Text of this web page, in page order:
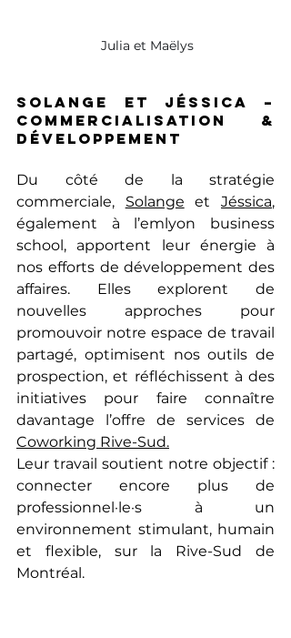
Julia et Maëlys
Solange et Jéssica –
Commercialisation &
développement
Du côté de la stratégie
commerciale, Solange et Jéssica,
également à l’emlyon business
school, apportent leur énergie à
nos efforts de développement des
affaires. Elles explorent de
nouvelles approches pour
promouvoir notre espace de travail
partagé, optimisent nos outils de
prospection, et réfléchissent à des
initiatives pour faire connaître
Coworking Rive-Sud.
Leur travail soutient notre objectif :
connecter encore plus de
professionnel·le·s à un
environnement stimulant, humain
et flexible, sur la Rive-Sud de
Montréal.